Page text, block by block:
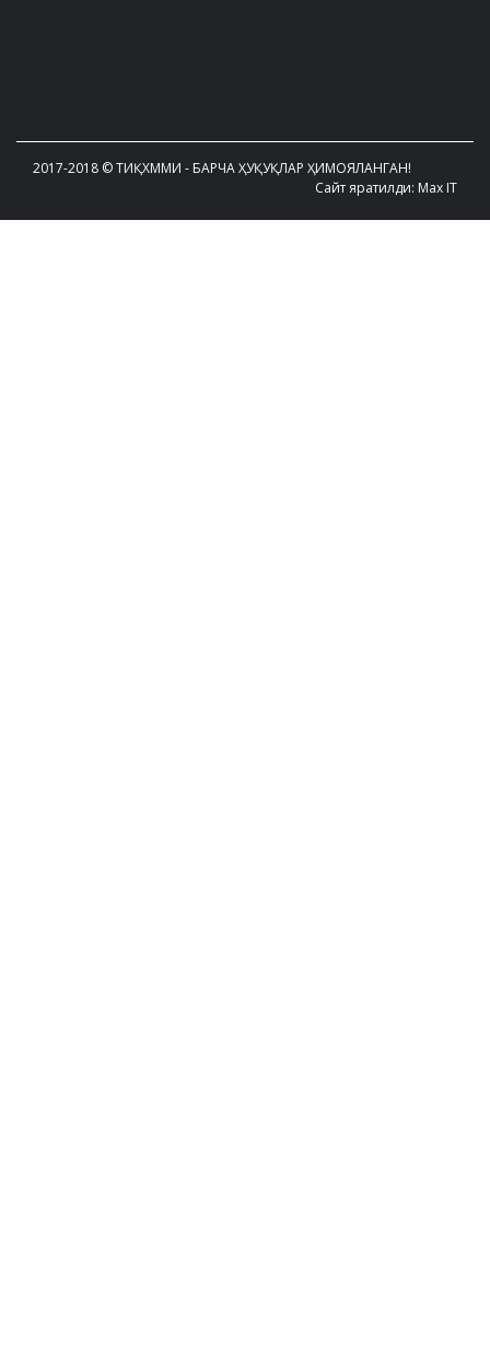
2017-2018 © ТИҚХММИ - БАРЧА ҲУҚУҚЛАР ҲИМОЯЛАНГАН!
Сайт яратилди: Max IT